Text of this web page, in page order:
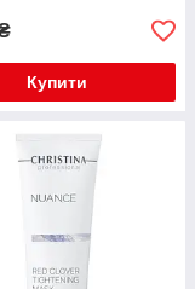
Купити